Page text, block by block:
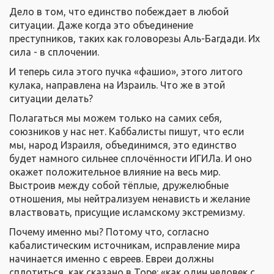
Дело в том, что единство побеждает в любой
ситуации. Даже когда это объединение
преступников, таких как головорезы Аль-Багдади. Их
сила - в сплочении.
И теперь сила этого пучка «фашио», этого литого
кулака, направлена на Израиль. Что же в этой
ситуации делать?
Полагаться мы можем только на самих себя,
союзников у нас нет. Каббалисты пишут, что если
мы, народ Израиля, объединимся, это единство
будет намного сильнее сплочённости ИГИЛа. И оно
окажет положительное влияние на весь мир.
Выстроив между собой тёплые, дружелюбные
отношения, мы нейтрализуем ненависть и желание
властвовать, присущие исламскому экстремизму.
Почему именно мы? Потому что, согласно
кабалистическим источникам, исправление мира
начинается именно с евреев. Евреи должны